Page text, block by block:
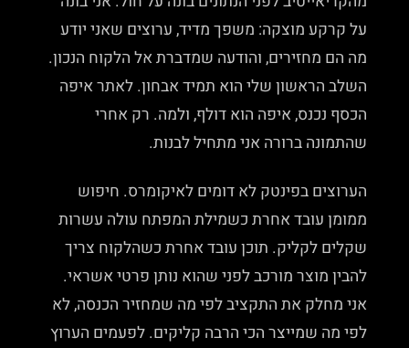
על קרקע מוצקה: משפך מדיד, ערוצים שאני יודע
מה הם מחזירים, והודעה שמדברת אל הלקוח הנכון.
השלב הראשון שלי הוא תמיד אבחון. לאתר איפה
הכסף נכנס, איפה הוא דולף, ולמה. רק אחרי
שהתמונה ברורה אני מתחיל לבנות.
הערוצים בפינטק לא דומים לאיקומרס. חיפוש
ממומן עובד אחרת כשמילת המפתח עולה עשרות
שקלים לקליק. תוכן עובד אחרת כשהלקוח צריך
להבין מוצר מורכב לפני שהוא נותן פרטי אשראי.
אני מחלק את התקציב לפי מה שמחזיר הכנסה, לא
לפי מה שמייצר הכי הרבה קליקים. לפעמים הערוץ